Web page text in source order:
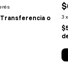
Transferencia o
3 x